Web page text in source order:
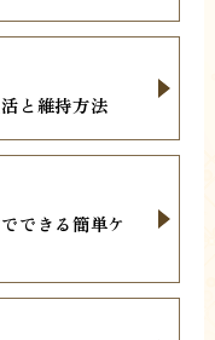
と維持方法
できる簡単ケ